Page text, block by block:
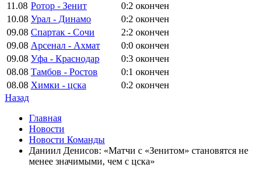
11.08 Ротор - Зенит 0:2 окончен
10.08 Урал - Динамо 0:2 окончен
09.08 Спартак - Сочи 2:2 окончен
09.08 Арсенал - Ахмат 0:0 окончен
09.08 Уфа - Краснодар 0:3 окончен
08.08 Тамбов - Ростов 0:1 окончен
08.08 Химки - цска 0:2 окончен
Назад
Главная
Новости
Новости Команды
Даниил Денисов: «Матчи с «Зенитом» становятся не
менее значимыми, чем с цска»